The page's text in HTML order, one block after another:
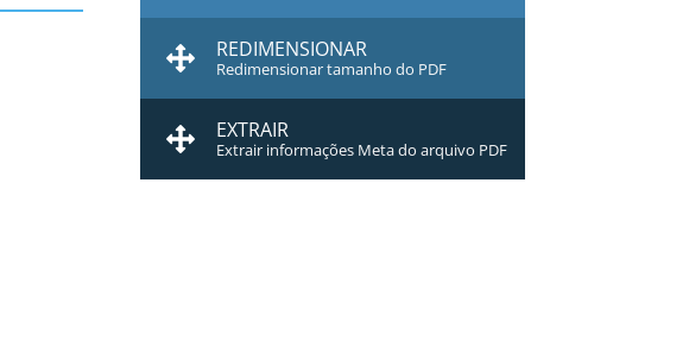
REDIMENSIONAR
Redimensionar tamanho do PDF
EXTRAIR
Extrair informações Meta do arquivo PDF